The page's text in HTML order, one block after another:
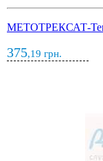
МЕТОТРЕКСАТ-
375,19 грн.